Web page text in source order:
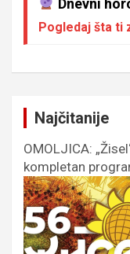
Pogledaj šta ti
Najčitanije
OMOLJICA:
kompletan